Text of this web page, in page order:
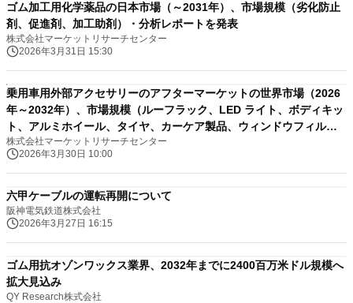
ゴム加工用化学薬品の日本市場（～2031年）、市場規模（劣化防止
剤、促進剤、加工助剤）・分析レポートを発表
株式会社マーケットリサーチセンター
2026年3月31日 15:30
乗用車用外部アクセサリーのアフターマーケットの世界市場（2026
年～2032年）、市場規模（ルーフラック、LED ライト、ボディキッ
ト、アルミホイール、タイヤ、カーケア製品、ウィンドウフィル
ム、その他）・分析レポートを発表
株式会社マーケットリサーチセンター
2026年3月30日 10:00
六甲ケーブルの運転再開について
阪神電気鉄道株式会社
2026年3月27日 16:15
ゴム用抗オゾンワックス業界、2032年までに2400百万米ドル規模へ
拡大見込み
QY Research株式会社